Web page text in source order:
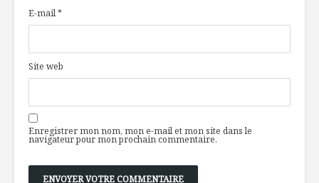
E-mail*
Site web
Enregistrer mon nom, mon e-mail et mon site dans le
navigateur pour mon prochain commentaire.